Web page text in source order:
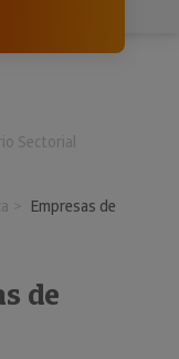
Sectorial
Empresas de
de